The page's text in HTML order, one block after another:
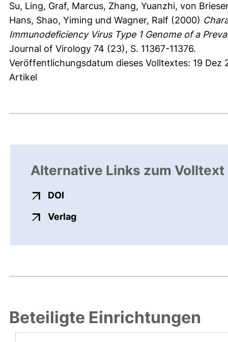
Su, Ling, Graf, Marcus, Zhang, Yuanzhi, von
Hans, Shao, Yiming und Wagner, Ralf (2000)
Immunodeficiency Virus Type 1 Genome of a
Journal of Virology 74 (23), S. 11367-11376.
Veröffentlichungsdatum dieses Volltextes: 19 Dez
Artikel
Alternative Links zum Volltext
DOI
Verlagexterner Link, öffnet neues
Beteiligte Einrichtungen